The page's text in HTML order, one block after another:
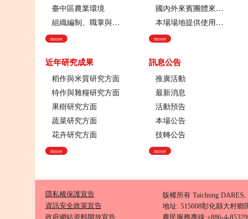
臺中區農業環境
組織編制、職掌與架構
more
近年研究成果
稻作與米質研究方面
特作與雜糧研究方面
果樹研究方面
蔬菜研究方面
花卉研究方面
more
國內外來賓團體來場參訪申請流程
本場場地提供使用管理規定
more
訊息公告
推廣活動
最新消息
活動預告
本場公告
技轉公告
more
隱私權保護宣告
資訊安全政策宣告
政府網站資料開放宣告
版權所有 Taichung
地址: 515008彰化縣大村鄉
農民服務專線:+886-4-